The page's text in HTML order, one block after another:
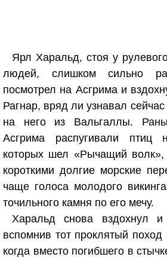
Ярл Харальд, стоя у
людей, слишком сильно
посмотрел на Асгрима и
Рагнар, вряд ли узнавал
на него из Вальгаллы.
Асгрима распугивали птиц
которых шел «Рычащий волк»,
короткими долгие морские
чаще голоса молодого
точильного камня по его мечу.
Харальд снова вздохнул и
вспомнив тот проклятый поход
когда вместо погибшего в